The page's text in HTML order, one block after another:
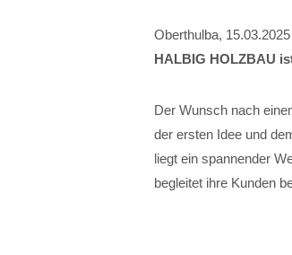
Oberthulba,
HALBIG HOLZBAU
Der Wunsch nach
der ersten Idee und
liegt ein spannender
begleitet ihre Kunden